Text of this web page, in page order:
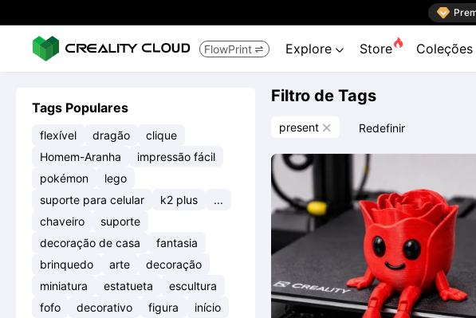

FlowPrint  Explore  Store Coleções
Tags Populares
flexível dragão
clique
Homem-Aranha
impressão fácil
pokémon
lego
suporte para celular
k2 plus
...
chaveiro
suporte
decoração de casa
fantasia
brinquedo
arte
decoração
miniatura
estatueta
escultura
fofo
decorativo figura
início
Filtro de Tags
present  Redefinir